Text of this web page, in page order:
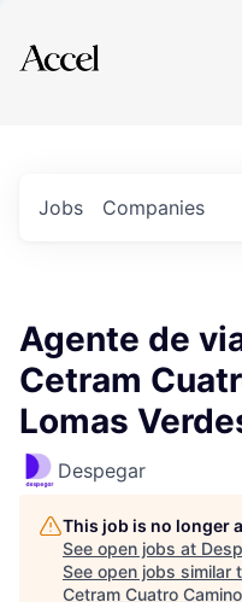
Explore
Jobs Companies
Agente de
Cetram
Lomas
Despegar
This job is no longer
See open jobs at
See open jobs similar
Cetram Cuatro